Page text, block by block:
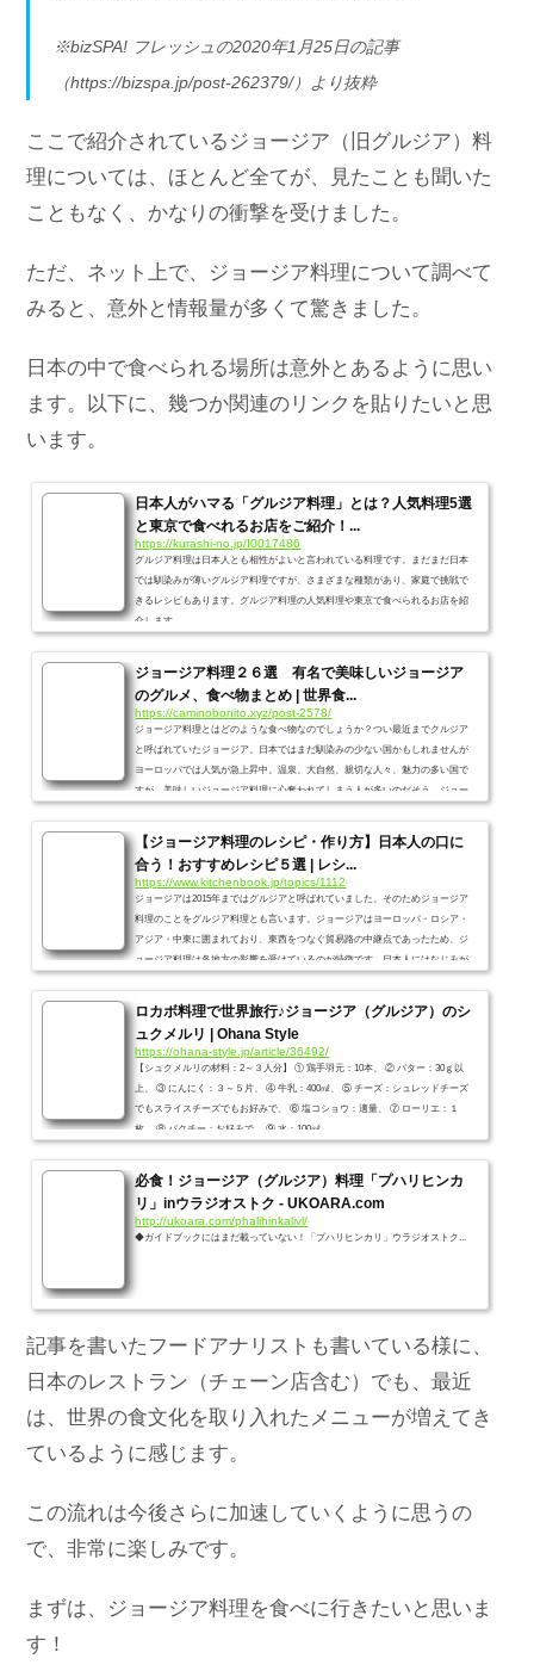
※bizSPA! フレッシュの2020年1月25日の記事
（https://bizspa.jp/post-262379/）より抜粋
ここで紹介されているジョージア（旧グルジア）料
理については、ほとんど全てが、見たことも聞いた
こともなく、かなりの衝撃を受けました。
ただ、ネット上で、ジョージア料理について調べて
みると、意外と情報量が多くて驚きました。
日本の中で食べられる場所は意外とあるように思い
ます。以下に、幾つか関連のリンクを貼りたいと思
います。
日本人がハマる「グルジア料理」とは？人気料理5選
と東京で食べれるお店をご紹介！...
https://kurashi-no.jp/I0017486
グルジア料理は日本人とも相性がよいと言われている料理です。まだまだ日本
では馴染みが薄いグルジア料理ですが、さまざまな種類があり、家庭で挑戦で
きるレシピもあります。グルジア料理の人気料理や東京で食べられるお店を紹
介します。
ジョージア料理２６選 有名で美味しいジョージア
のグルメ、食べ物まとめ | 世界食...
https://caminobonito.xyz/post-2578/
ジョージア料理とはどのような食べ物なのでしょうか？つい最近までクルジア
と呼ばれていたジョージア。日本ではまだ馴染みの少ない国かもしれませんが
ヨーロッパでは人気が急上昇中。温泉、大自然、親切な人々、魅力の多い国で
すが、美味しいジョージア料理に心奪われてしまう人が多いのだそう。ジョー
【ジョージア料理のレシピ・作り方】日本人の口に
合う！おすすめレシピ５選 | レシ...
https://www.kitchenbook.jp/topics/1112
ジョージアは2015年まではグルジアと呼ばれていました。そのためジョージア
料理のことをグルジア料理とも言います。ジョージアはヨーロッパ・ロシア・
アジア・中東に囲まれており、東西をつなぐ貿易路の中継点であったため、ジ
ョージア料理は各地方の影響を受けているのが特徴です。日本人にはなじみが
できちゃうジョージア料理のおすすめレシピ＆作り方を紹介しています。たく
さんあ...
ロカボ料理で世界旅行♪ジョージア（グルジア）のシ
ュクメルリ | Ohana Style
https://ohana-style.jp/article/36492/
【シュクメルリの材料：2～３人分】 ① 鶏手羽元：10本、 ② バター：30ｇ以
上、 ③ にんにく：３～５片、 ④ 牛乳：400㎖、 ⑤ チーズ：シュレッドチーズ
でもスライスチーズでもお好みで、 ⑥ 塩コショウ：適量、 ⑦ ローリエ：１
枚、 ⑧ パクチー：お好みで、 ⑨ 水：100㎖
必食！ジョージア（グルジア）料理「プハリヒンカ
リ」inウラジオストク - UKOARA.com
http://ukoara.com/phalihinkalivl/
◆ガイドブックにはまだ載っていない！「プハリヒンカリ」ウラジオストク...
記事を書いたフードアナリストも書いている様に、
日本のレストラン（チェーン店含む）でも、最近
は、世界の食文化を取り入れたメニューが増えてき
ているように感じます。
この流れは今後さらに加速していくように思うの
で、非常に楽しみです。
まずは、ジョージア料理を食べに行きたいと思いま
す！